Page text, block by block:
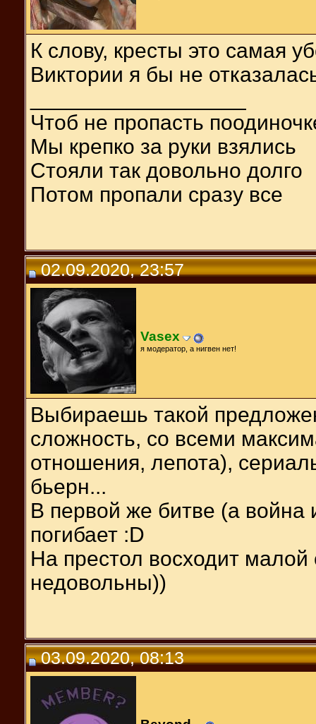
К слову, кресты это самая
Виктории я бы не
Чтоб не пропасть
Мы крепко за руки взялись
Стояли так довольно долго
Потом пропали сразу все
02.09.2020, 23:57
Vasex
я модератор, а нигвен нет!
Выбираешь такой
сложность, со всеми
отношения, лепота),
бьерн...
В первой же битве (а война
погибает :D
На престол восходит
недовольны))
03.09.2020, 08:13